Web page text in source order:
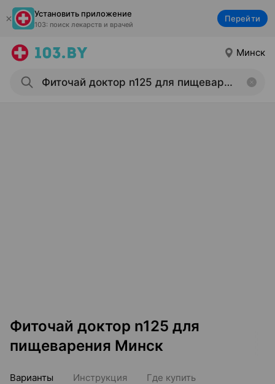
Установить приложение
103: поиск лекарств и врачей
Перейти
Минск
Фиточай доктор n125 для
пищеварения Минск
Варианты Инструкция Где купить